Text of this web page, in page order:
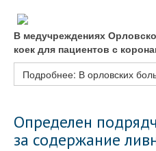
В медучреждениях
коек для пациентов с
Подробнее: В орловских
Определен
за содержание